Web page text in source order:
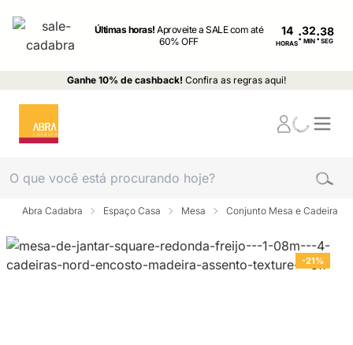
Últimas horas!Aproveite a SALE com até
60% OFF
14
HORAS: MIN : SEG
Ganhe 10% de cashback! Confira as regras aqui!
Abra Cadabra Espaço Casa Mesa Conjunto Mesa e Cadeira
-21%